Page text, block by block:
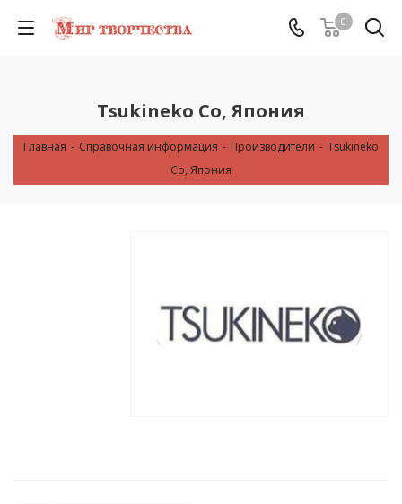
0
Tsukineko Co, Япония
Главная - Справочная информация - Производители - Tsukineko
Co, Япония